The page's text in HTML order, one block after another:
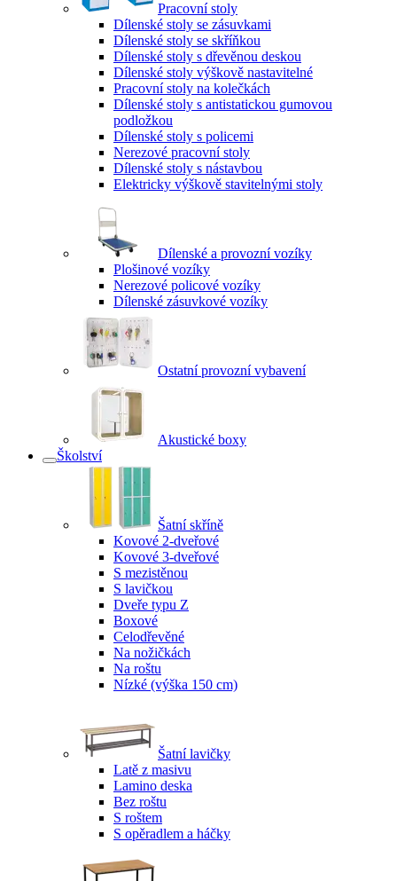
Pracovní stoly
Dílenské stoly se zásuvkami
Dílenské stoly se skříňkou
Dílenské stoly s dřevěnou deskou
Dílenské stoly výškově nastavitelné
Pracovní stoly na kolečkách
Dílenské stoly s antistatickou gumovou
podložkou
Dílenské stoly s policemi
Nerezové pracovní stoly
Dílenské stoly s nástavbou
Elektricky výškově stavitelnými stoly
Dílenské a provozní vozíky
Plošinové vozíky
Nerezové policové vozíky
Dílenské zásuvkové vozíky
Ostatní provozní vybavení
Akustické boxy
Školství
Šatní skříně
Kovové 2-dveřové
Kovové 3-dveřové
S mezistěnou
S lavičkou
Dveře typu Z
Boxové
Celodřevěné
Na nožičkách
Na roštu
Nízké (výška 150 cm)
Šatní lavičky
Latě z masivu
Lamino deska
Bez roštu
S roštem
S opěradlem a háčky